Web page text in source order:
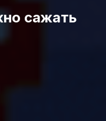
сажать